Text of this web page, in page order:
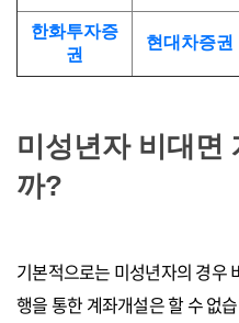
한화투자증
권
현대차증권
미성년자 비대면
까?
기본적으로는 미성년자의 경우
행을 통한 계좌개설은 할 수 없